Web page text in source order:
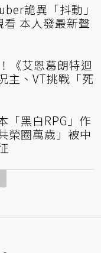
詭異「抖動」
本人發最新聲
《艾恩葛朗特迴
主、VT挑戰「死
「黑白RPG」作
榮圈萬歲」被中